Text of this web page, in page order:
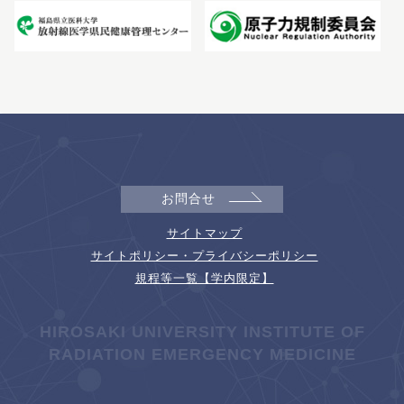
お問合せ
サイトマップ
サイトポリシー・プライバシーポリシー
規程等一覧【学内限定】
HIROSAKI UNIVERSITY INSTITUTE OF
RADIATION EMERGENCY MEDICINE